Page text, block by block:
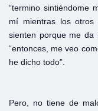
“termino sintiéndome
mí mientras los otros
sienten porque me da
“entonces, me veo
he dicho todo”.
Pero, no tiene de